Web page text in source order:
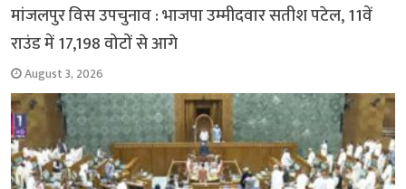
मांजलपुर विस उपचुनाव : भाजपा उम्मीदवार सतीश पटेल, 11वें
राउंड में 17,198 वोटों से आगे
August 3, 2026